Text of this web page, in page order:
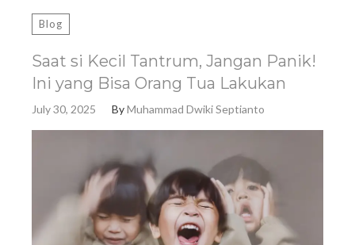
Blog
Saat si Kecil Tantrum, Jangan Panik!
Ini yang Bisa Orang Tua Lakukan
July 30, 2025 ByMuhammad Dwiki Septianto